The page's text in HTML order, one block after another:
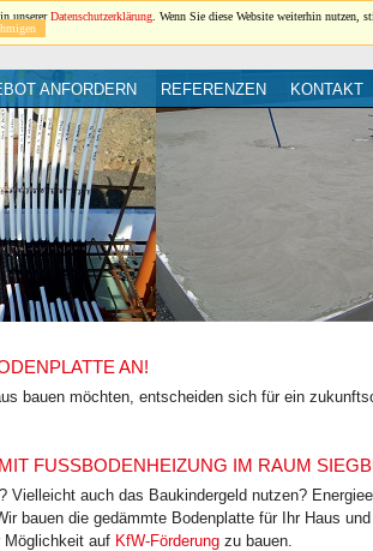
unsererDatenschutzerklärung. Wenn Sie diese Website weiterhin nutzen,
ANFORDERN REFERENZEN KONTAKT
AN!
bauen möchten, entscheiden sich für ein
FUSSBODENHEIZUNG IM RAUM
Vielleicht auch das Baukindergeld nutzen?
bauen die gedämmte Bodenplatte für Ihr Haus
Möglichkeit auf KfW-Förderung zu bauen.